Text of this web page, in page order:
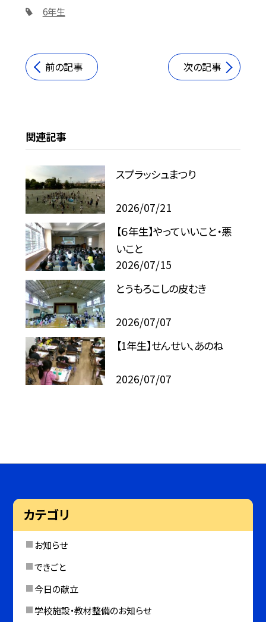
6年生
前の記事 次の記事
関連記事
スプラッシュまつり
2026/07/21
【６年生】やっていいこと・悪
いこと
2026/07/15
とうもろこしの皮むき
2026/07/07
【1年生】せんせい、あのね
2026/07/07
カテゴリ
お知らせ
できごと
今日の献立
学校施設・教材整備のお知らせ